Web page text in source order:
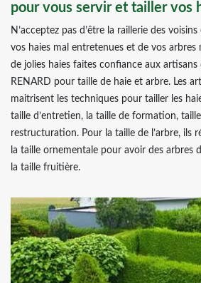
pour vous servir et tailler vos
N’acceptez pas d’être la raillerie des
vos haies mal entretenues et de vos arbres
de jolies haies faites confiance aux artisans
RENARD pour taille de haie et arbre. Les
maitrisent les techniques pour tailler les
taille d’entretien, la taille de formation,
restructuration. Pour la taille de l’arbre, ils
la taille ornementale pour avoir des arbres
la taille fruitière.